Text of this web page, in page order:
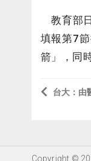
教育部
填報第7
箭」，同
台大：由
Copyright ©